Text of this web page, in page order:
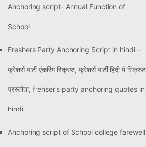
Anchoring script- Annual Function of
School
Freshers Party Anchoring Script in hindi –
फ्रेशर्स पार्टी एंकरिंग स्क्रिप्ट, फ्रेशर्स पार्टी हिंदी में स्क्रिप्ट
प्रस्तोता, frehser’s party anchoring quotes in
hindi
Anchoring script of School college farewell